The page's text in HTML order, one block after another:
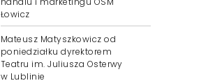
Łowicz
Mateusz Matyszkowicz od
poniedziałku dyrektorem
Teatru im. Juliusza Osterwy
w Lublinie